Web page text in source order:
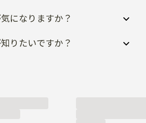
になりますか？
りたいですか？